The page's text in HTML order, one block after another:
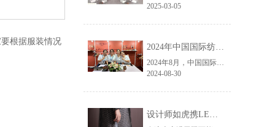
根据服装情况
2025-03-05
2024年中国国际纺织面料及辅料（秋冬）博览会完美收官！——华恩
2024年8月，中国国际纺织面料及辅料（秋冬）博览会完美收官！作为一家拥有30年历史的专业衣架制造商，我们非常荣幸能够参与这一盛会，并在此期间与众多客户进行了广泛而深入的交流。
2024-08-30
设计师如虎携LEMONLEE红雪松礼盒荣获第六届未来·已来香港新锐当代设计奖铜奖